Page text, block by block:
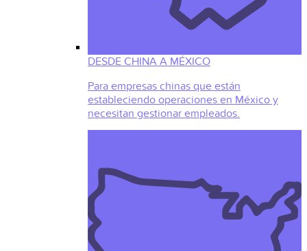
DESDE CHINA A MÉXICO
Para empresas chinas que están
estableciendo operaciones en México y
necesitan gestionar empleados.